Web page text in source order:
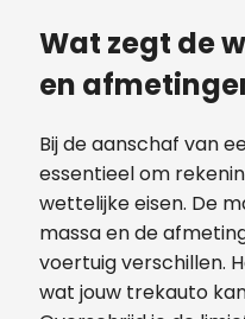
Wat zegt de
en
Bij de aanschaf van
essentieel om
wettelijke eisen. De
massa en de
voertuig verschillen.
wat jouw trekauto